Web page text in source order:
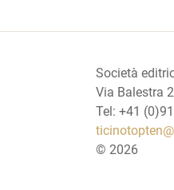
Società
Via Balestra
Tel: +41
© 2026